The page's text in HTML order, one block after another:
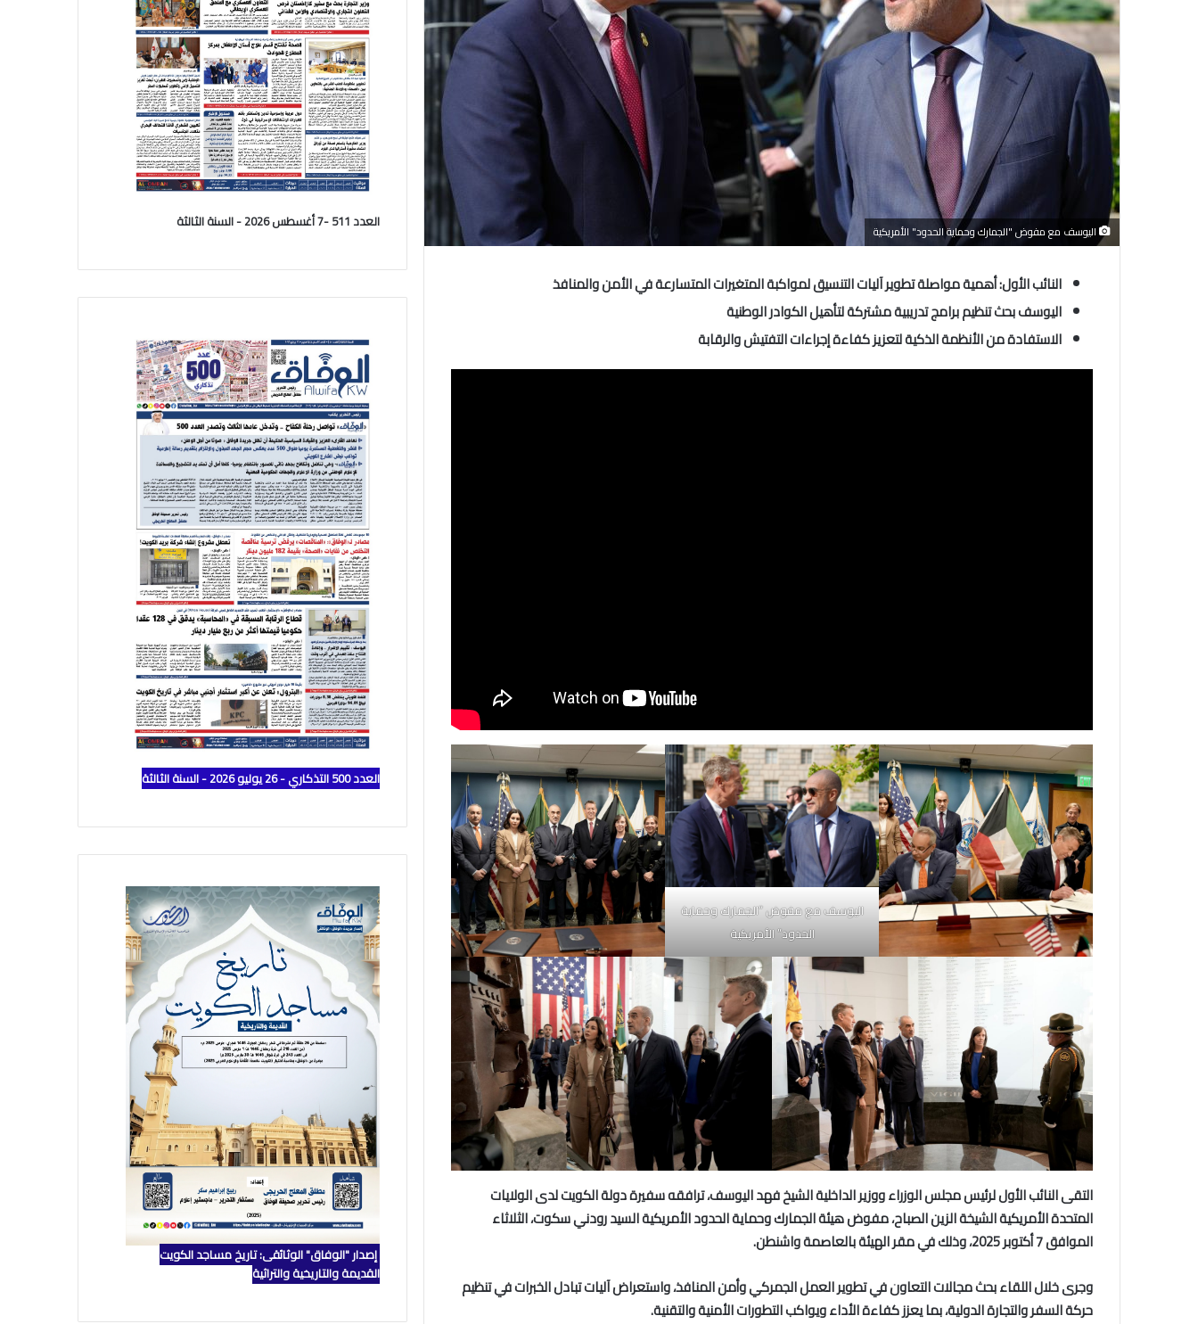
اليوسف مع مفوض "الجمارك وحماية الحدود" الأمريكية
النائب الأول: أهمية مواصلة تطوير آليات التنسيق لمواكبة المتغيرات المتسارعة في الأمن والمنافذ
اليوسف بحث تنظيم برامج تدريبية مشتركة لتأهيل الكوادر الوطنية
الاستفادة من الأنظمة الذكية لتعزيز كفاءة إجراءات التفتيش والرقابة
اليوسف مع مفوض “الجمارك وحماية
الحدود” الأمريكية
التقى النائب الأول لرئيس مجلس الوزراء ووزير الداخلية الشيخ فهد اليوسف، ترافقه سفيرة دولة الكويت لدى الولايات
المتحدة الأمريكية الشيخة الزين الصباح، مفوض هيئة الجمارك وحماية الحدود الأمريكية السيد رودني سكوت، الثلاثاء
الموافق 7 أكتوبر 2025، وذلك في مقر الهيئة بالعاصمة واشنطن.
وجرى خلال اللقاء بحث مجالات التعاون في تطوير العمل الجمركي وأمن المنافذ، واستعراض آليات تبادل الخبرات في تنظيم
حركة السفر والتجارة الدولية، بما يعزز كفاءة الأداء ويواكب التطورات الأمنية والتقنية.
العدد 511 -7 أغسطس 2026 - السنة الثالثة
العدد 500 التذكاري - 26 يوليو 2026 - السنة الثالثة
إصدار "الوفاق" الوثائقي: تاريخ مساجد الكويت
القديمة والتاريخية والتراثية